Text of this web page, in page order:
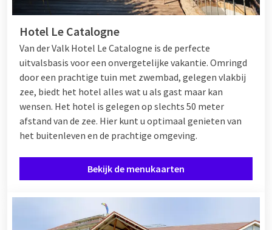
Hotel Le Catalogne
Van der Valk Hotel Le Catalogne is de perfecte
uitvalsbasis voor een onvergetelijke vakantie. Omringd
door een prachtige tuin met zwembad, gelegen vlakbij
zee, biedt het hotel alles wat u als gast maar kan
wensen. Het hotel is gelegen op slechts 50 meter
afstand van de zee. Hier kunt u optimaal genieten van
het buitenleven en de prachtige omgeving.
Bekijk de menukaarten